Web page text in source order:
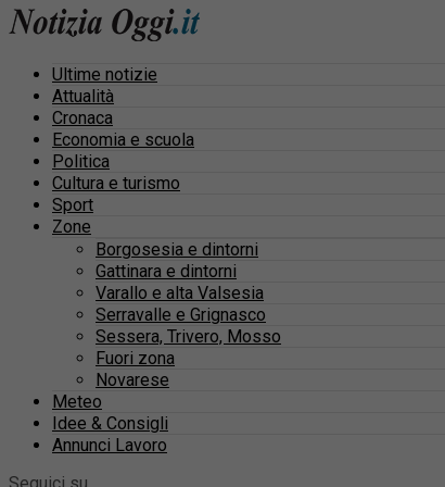
Ultime notizie
Attualità
Cronaca
Economia e scuola
Politica
Cultura e turismo
Sport
Zone
Borgosesia e dintorni
Gattinara e dintorni
Varallo e alta Valsesia
Serravalle e Grignasco
Sessera, Trivero, Mosso
Fuori zona
Novarese
Meteo
Idee & Consigli
Annunci Lavoro